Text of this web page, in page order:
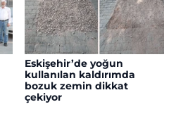
Eskişehir’de yoğun
kullanılan kaldırımda
bozuk zemin dikkat
çekiyor